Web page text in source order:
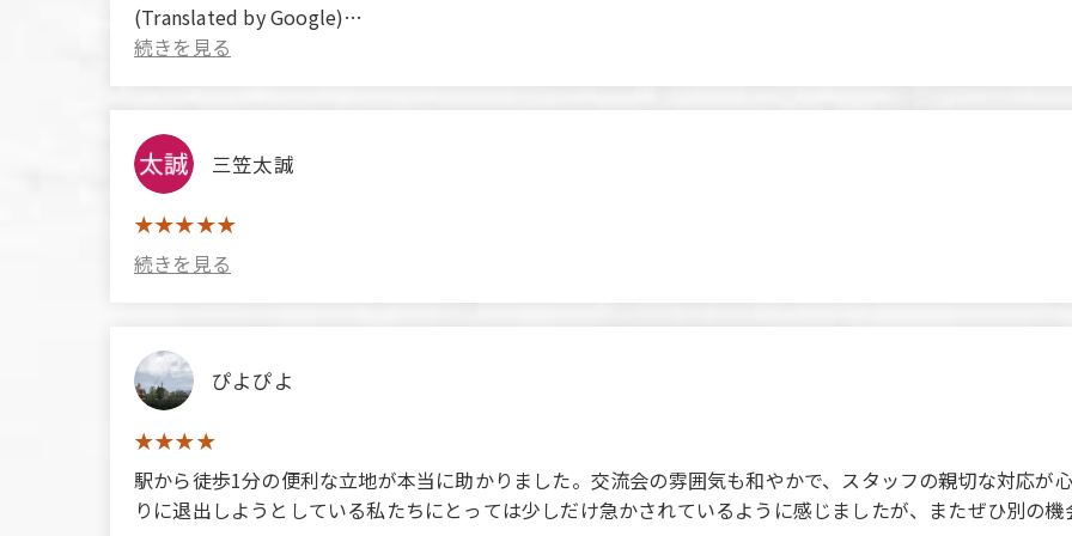
(Translated by Google)
They provided excellent service!
三笠太誠
ぴよぴよ
駅から徒歩1分の便利な立地が本当に助かりました。交流会の雰囲気も和やかで、スタッフの親切な対応が
りに退出しようとしている私たちにとっては少しだけ急かされているように感じましたが、またぜひ別の